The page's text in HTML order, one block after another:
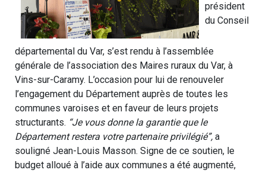
président
du Conseil
départemental du Var, s’est rendu à l’assemblée
générale de l’association des Maires ruraux du Var, à
Vins-sur-Caramy. L’occasion pour lui de renouveler
l’engagement du Département auprès de toutes les
communes varoises et en faveur de leurs projets
structurants. “Je vous donne la garantie que le
Département restera votre partenaire privilégié”, a
souligné Jean-Louis Masson. Signe de ce soutien, le
budget alloué à l’aide aux communes a été augmenté,